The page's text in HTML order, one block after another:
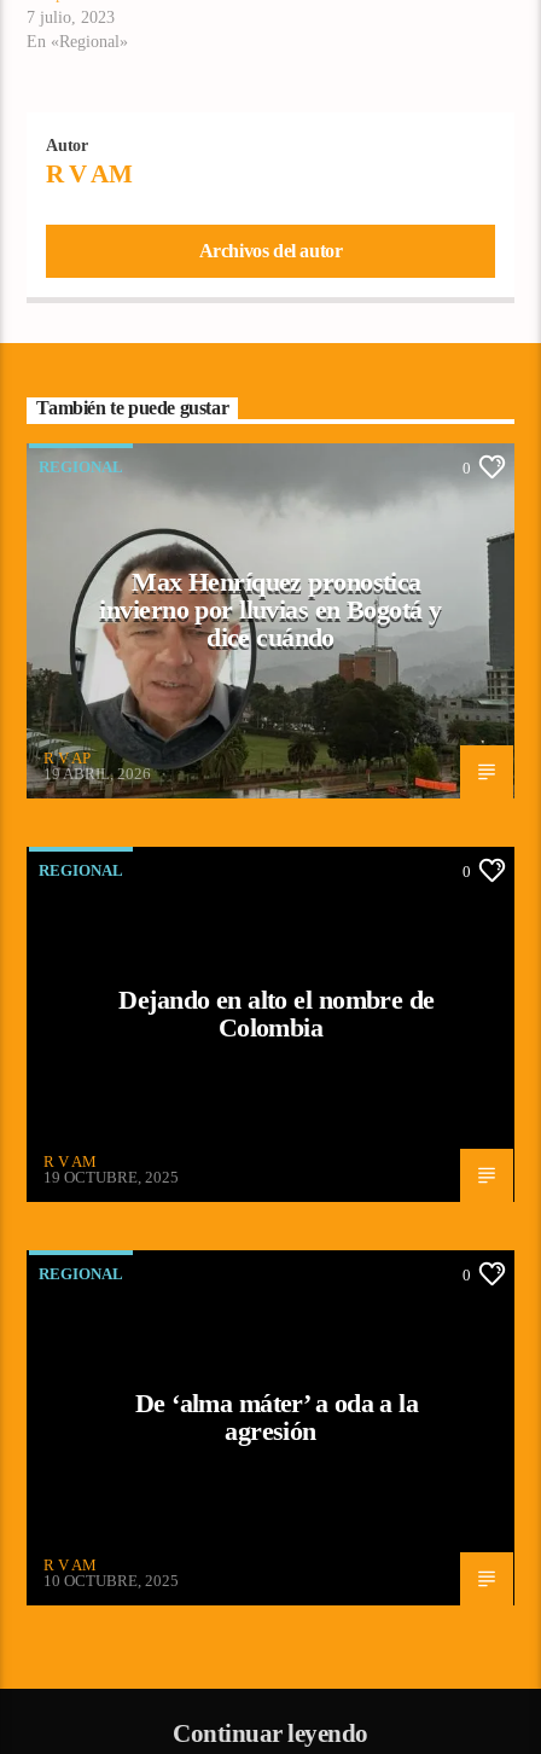
7 julio, 2023
En «Regional»
Autor
R V AM
Archivos del autor
También te puede gustar
REGIONAL 0
Max Henríquez pronostica
invierno por lluvias en Bogotá y
dice cuándo
R V AP
19 ABRIL, 2026
REGIONAL 0
Dejando en alto el nombre de
Colombia
R V AM
19 OCTUBRE, 2025
REGIONAL 0
De ‘alma máter’ a oda a la
agresión
R V AM
10 OCTUBRE, 2025
Continuar leyendo